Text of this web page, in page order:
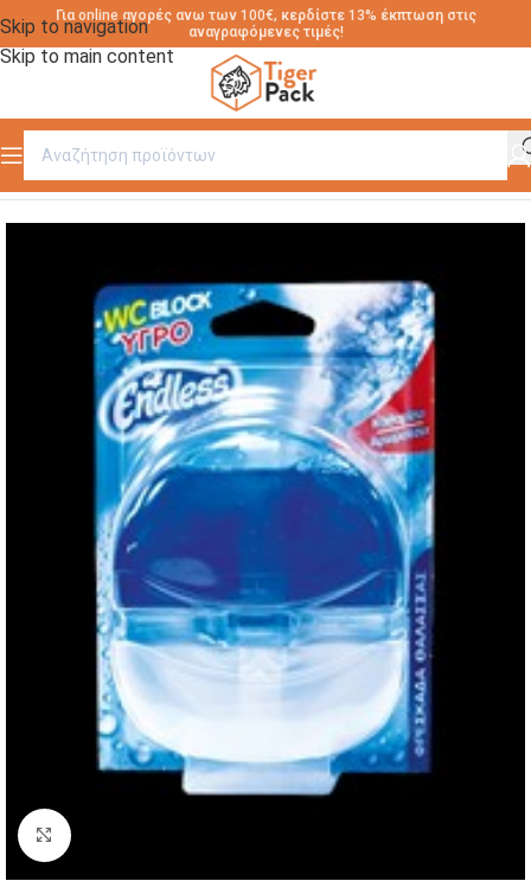
Skip to navigation
Skip to main content
Για online αγορές ανω των 100€, κερδίστε 13% έκπτωση στις
αναγραφόμενες τιμές!
Αρχική σελίδα / ΚΑΘΑΡΙΣΤΙΚΑ ΜΠΑΝΙΟΥ
Click to enlarge